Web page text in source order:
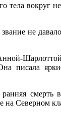
вокруг
не
писала
на Северном